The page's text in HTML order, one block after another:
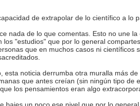
de extrapolar de lo científico a lo
nada de lo que comentas. Esto no une la
los "estudios" que por lo general
que en muchos casos ni científicos
esta noticia derrumba otra muralla más de
que antes creían (sin ningún tipo de
los pensamientos eran algo